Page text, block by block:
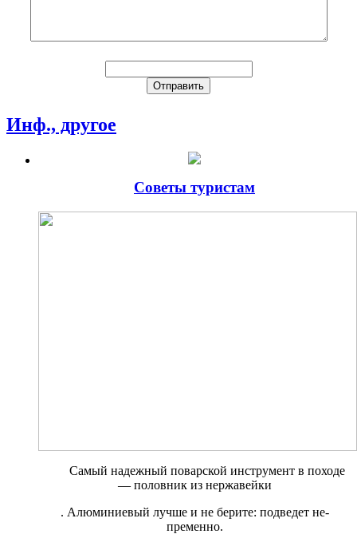
Инф., другое
Советы туристам
Самый надежный поварской инструмент в походе
— половник из нержавейки
. Алюминиевый лучше и не берите: подведет не­
пременно.